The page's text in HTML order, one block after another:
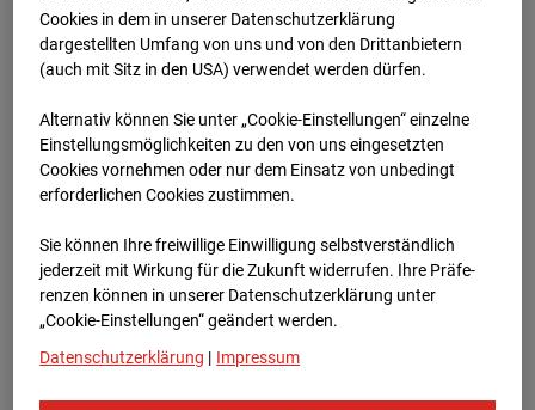
BC-191 - BV-ÖBB
Lastenstraße
Lastenstraße 3, 5020 Salzburg
Zur Übersicht
Europe/Vienna
Cookies in dem in unserer Datenschutzerklärung
dargestellten Umfang von uns und von den Drittanbietern
(auch mit Sitz in den USA) verwendet werden dürfen.
Alternativ können Sie unter „Cookie-Einstellungen“ einzelne
Einstellungsmöglichkeiten zu den von uns eingesetzten
Cookies vornehmen oder nur dem Einsatz von unbedingt
erforderlichen Cookies zustimmen.
Sie können Ihre freiwillige Einwilligung selbstverständlich
jederzeit mit Wirkung für die Zukunft widerrufen. Ihre Prä­fe­
renzen können in unserer Datenschutzerklärung unter
„Cookie-Einstellungen“ geändert werden.
Datenschutzerklärung | Impressum